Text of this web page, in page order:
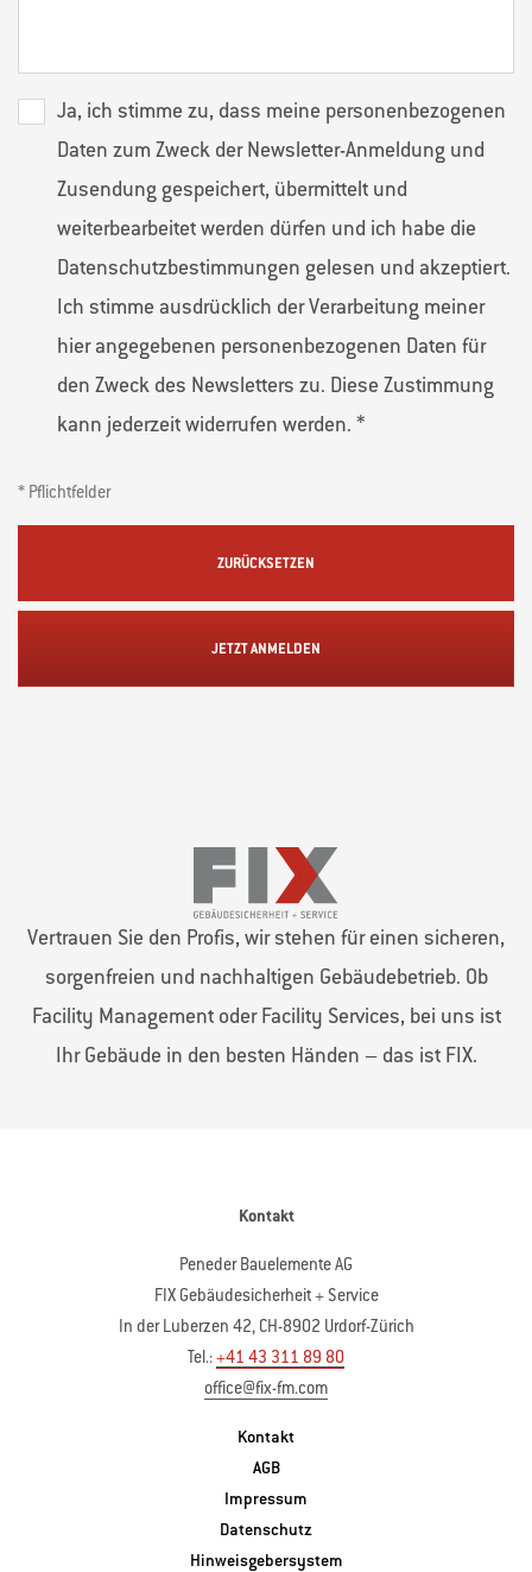
Ja, ich stimme zu, dass meine personenbezogenen
Daten zum Zweck der Newsletter-Anmeldung und
Zusendung gespeichert, übermittelt und
weiterbearbeitet werden dürfen und ich habe die
Datenschutzbestimmungen gelesen und akzeptiert.
Ich stimme ausdrücklich der Verarbeitung meiner
hier angegebenen personenbezogenen Daten für
den Zweck des Newsletters zu. Diese Zustimmung
kann jederzeit widerrufen werden. *
* Pflichtfelder
ZURÜCKSETZEN
JETZT ANMELDEN
Vertrauen Sie den Profis, wir stehen für einen sicheren,
sorgenfreien und nachhaltigen Gebäudebetrieb. Ob
Facility Management oder Facility Services, bei uns ist
Ihr Gebäude in den besten Händen – das ist FIX.
Kontakt
Peneder Bauelemente AG
FIX Gebäudesicherheit + Service
In der Luberzen 42, CH-8902 Urdorf-Zürich
Tel.:+41 43 311 89 80
office@fix-fm.com
Kontakt
AGB
Impressum
Datenschutz
Hinweisgebersystem